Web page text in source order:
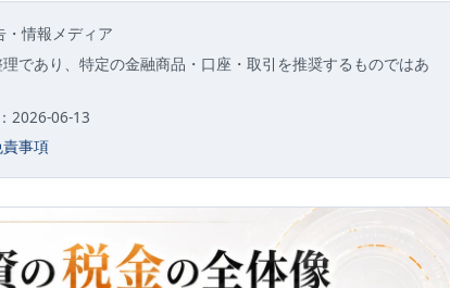
・情報メディア
であり、特定の金融商品・口座・取引を推奨するものではあ
2026-06-13
事項